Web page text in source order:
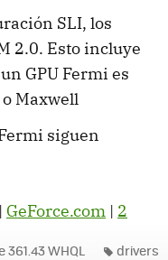
SLI, los
2.0. Esto incluye
GPU Fermi es
Maxwell
siguen
GeForce.com | 2
361.43 WHQL drivers